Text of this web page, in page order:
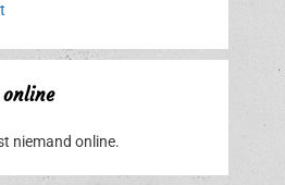
niemand online.